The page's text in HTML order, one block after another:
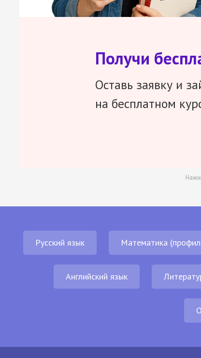
Получи
Оставь заявку и
на бесплатном
Русский язык Математика
Английский язык